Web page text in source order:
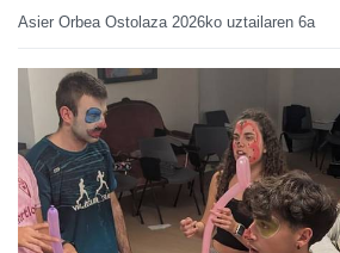
Asier Orbea Ostolaza 2026ko uztailaren 6a